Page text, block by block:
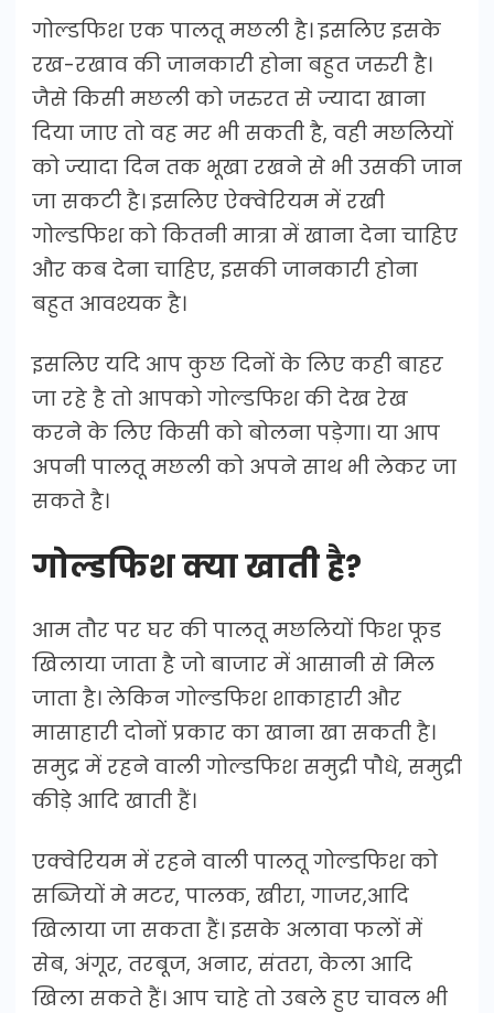
गोल्डफिश एक पालतू मछली है। इसलिए इसके
रख-रखाव की जानकारी होना बहुत जरुरी है।
जैसे किसी मछली को जरुरत से ज्यादा खाना
दिया जाए तो वह मर भी सकती है, वही मछलियों
को ज्यादा दिन तक भूखा रखने से भी उसकी जान
जा सकटी है। इसलिए ऐक्वेरियम में रखी
गोल्डफिश को कितनी मात्रा में खाना देना चाहिए
और कब देना चाहिए, इसकी जानकारी होना
बहुत आवश्यक है।
इसलिए यदि आप कुछ दिनों के लिए कही बाहर
जा रहे है तो आपको गोल्डफिश की देख रेख
करने के लिए किसी को बोलना पड़ेगा। या आप
अपनी पालतू मछली को अपने साथ भी लेकर जा
सकते है।
गोल्डफिश क्या खाती है?
आम तौर पर घर की पालतू मछलियों फिश फूड
खिलाया जाता है जो बाजार में आसानी से मिल
जाता है। लेकिन गोल्डफिश शाकाहारी और
मासाहारी दोनों प्रकार का खाना खा सकती है।
समुद्र में रहने वाली गोल्डफिश समुद्री पौधे, समुद्री
कीड़े आदि खाती हैं।
एक्वेरियम में रहने वाली पालतू गोल्डफिश को
सब्जियों मे मटर, पालक, खीरा, गाजर,आदि
खिलाया जा सकता हैं। इसके अलावा फलों में
सेब, अंगूर, तरबूज, अनार, संतरा, केला आदि
खिला सकते हैं। आप चाहे तो उबले हुए चावल भी